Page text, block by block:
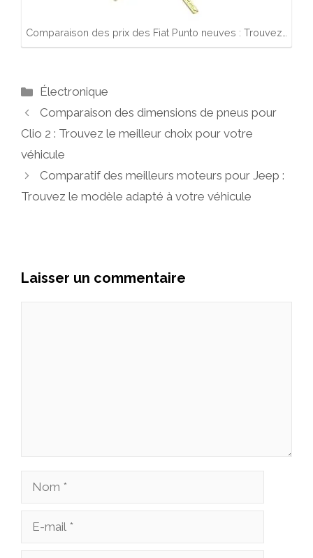
Comparaison des prix des Fiat Punto neuves : Trouvez…
Catégories
Électronique
Comparaison des dimensions de pneus pour
Clio 2 : Trouvez le meilleur choix pour votre
véhicule
Comparatif des meilleurs moteurs pour Jeep :
Trouvez le modèle adapté à votre véhicule
Laisser un commentaire
Nom